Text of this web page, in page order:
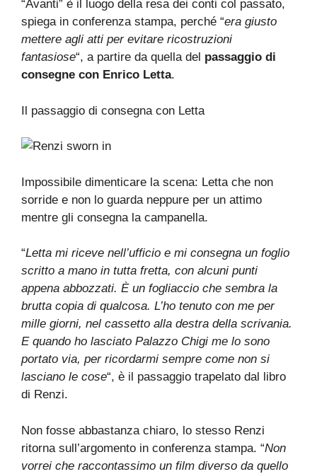
“Avanti” è il luogo della resa dei conti col passato,
spiega in conferenza stampa, perché “era giusto
mettere agli atti per evitare ricostruzioni
fantasiose“, a partire da quella del passaggio di
consegne con Enrico Letta.
Il passaggio di consegna con Letta
Impossibile dimenticare la scena: Letta che non
sorride e non lo guarda neppure per un attimo
mentre gli consegna la campanella.
“Letta mi riceve nell’ufficio e mi consegna un foglio
scritto a mano in tutta fretta, con alcuni punti
appena abbozzati. È un fogliaccio che sembra la
brutta copia di qualcosa. L’ho tenuto con me per
mille giorni, nel cassetto alla destra della scrivania.
E quando ho lasciato Palazzo Chigi me lo sono
portato via, per ricordarmi sempre come non si
lasciano le cose“, è il passaggio trapelato dal libro
di Renzi.
Non fosse abbastanza chiaro, lo stesso Renzi
ritorna sull’argomento in conferenza stampa. “Non
vorrei che raccontassimo un film diverso da quello